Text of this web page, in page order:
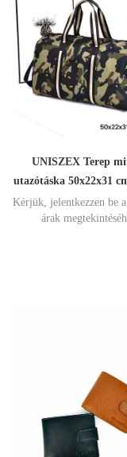
UNISZEX Terep
utazótáska 50x22x31
Kérjük, jelentkezzen be
árak